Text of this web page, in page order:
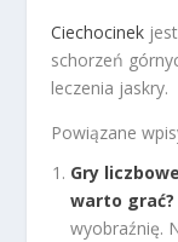
Ciechocinek
schorzeń
leczenia jaskry.
Powiązane
Gry
warto grać?
wyobraźnię.